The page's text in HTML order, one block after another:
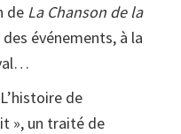
de La Chanson de la
événements, à la
de
», un traité de